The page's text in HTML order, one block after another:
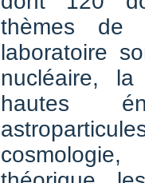
thèmes de
laboratoire
nucléaire,
hautes